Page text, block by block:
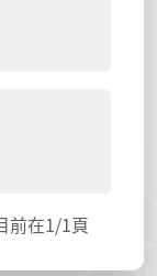
前在1/1頁